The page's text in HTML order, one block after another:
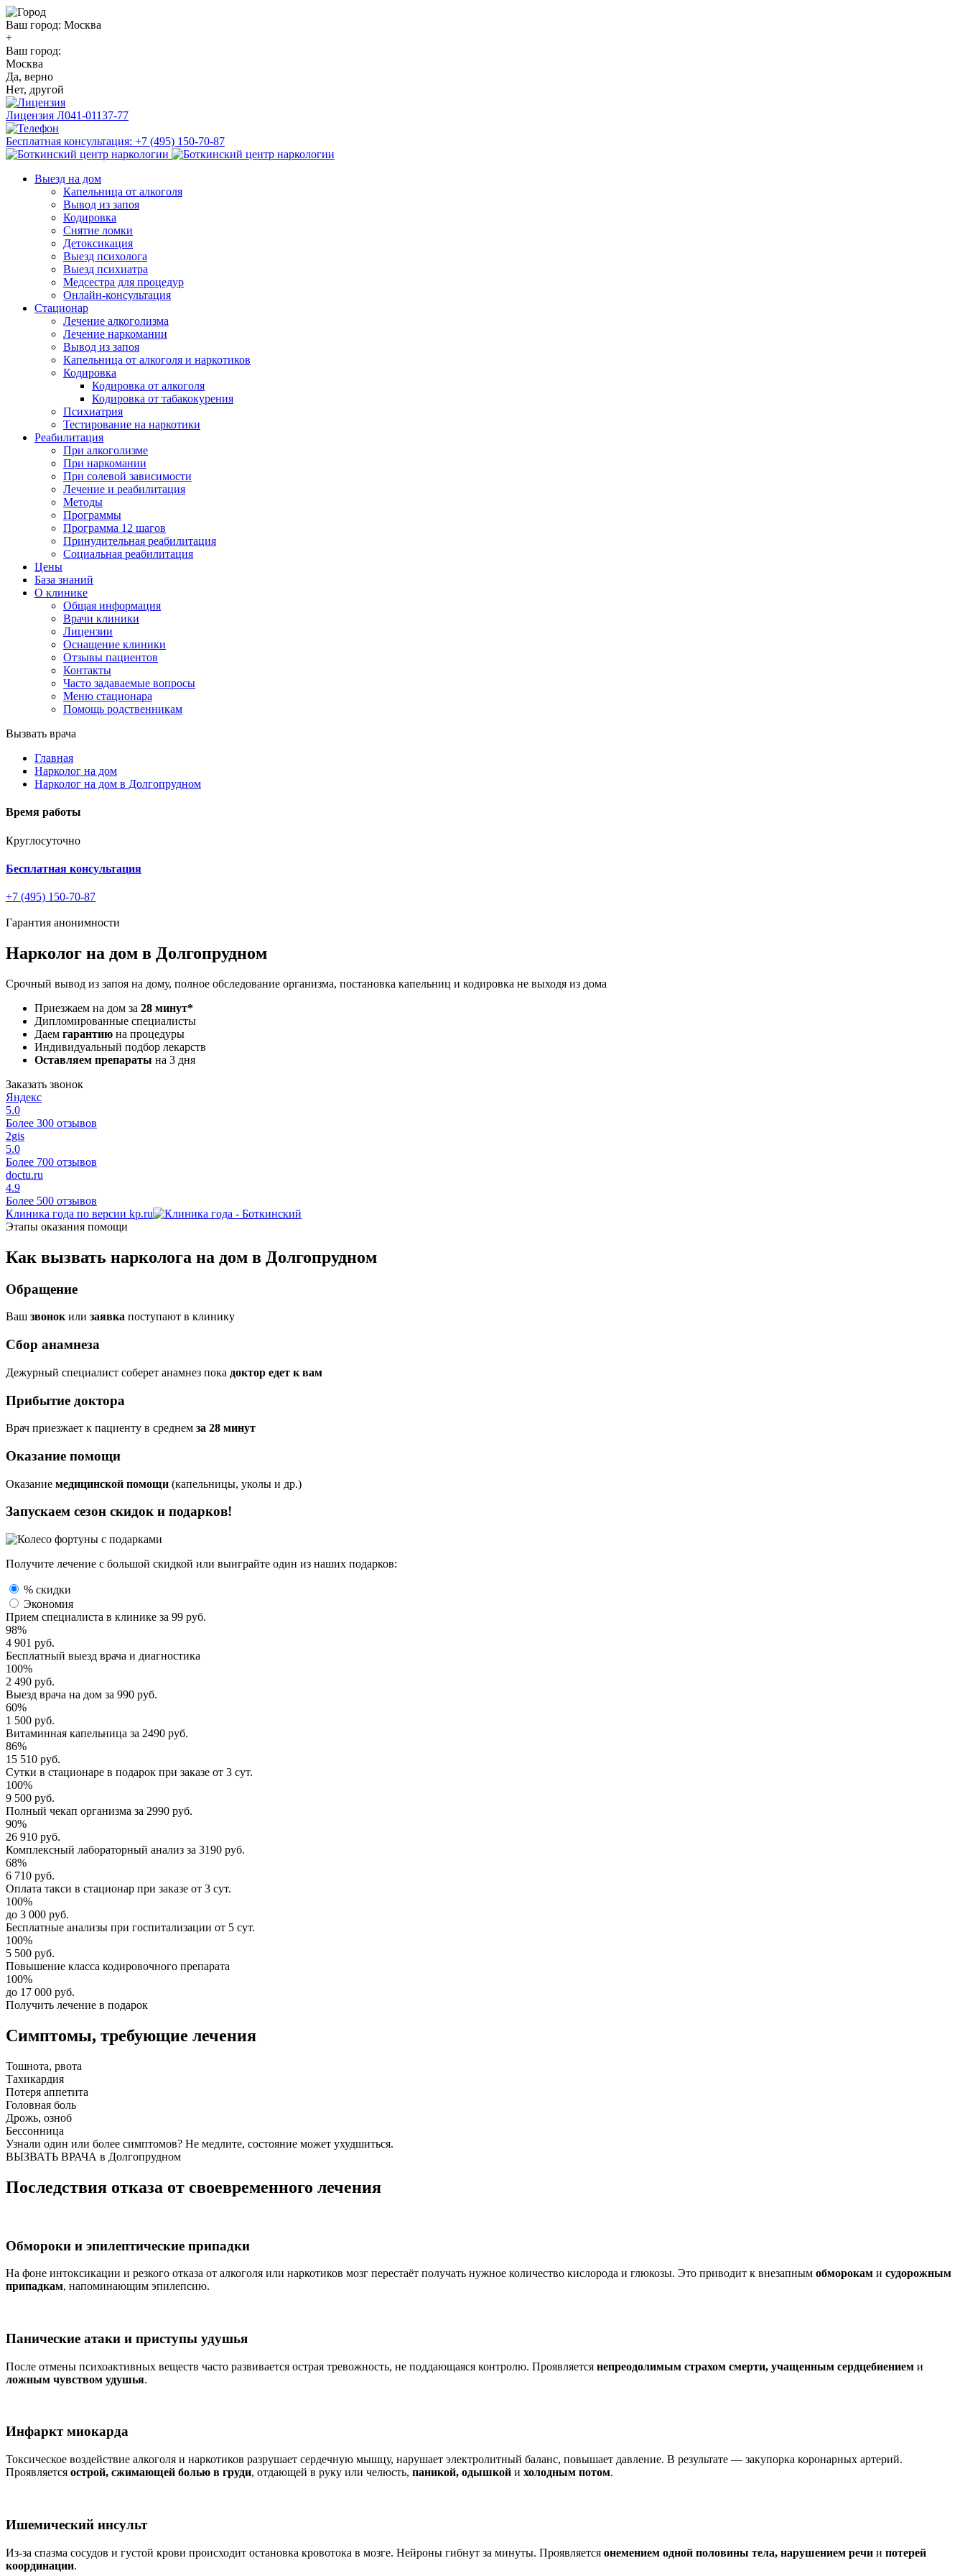
Ваш город: Москва
+
Ваш город:
Москва
Да, верно
Нет, другой
Лицензия Л041-01137-77
Бесплатная консультация: +7 (495) 150-70-87
Выезд на дом
Капельница от алкоголя
Вывод из запоя
Кодировка
Снятие ломки
Детоксикация
Выезд психолога
Выезд психиатра
Медсестра для процедур
Онлайн-консультация
Стационар
Лечение алкоголизма
Лечение наркомании
Вывод из запоя
Капельница от алкоголя и наркотиков
Кодировка
Кодировка от алкоголя
Кодировка от табакокурения
Психиатрия
Тестирование на наркотики
Реабилитация
При алкоголизме
При наркомании
При солевой зависимости
Лечение и реабилитация
Методы
Программы
Программа 12 шагов
Принудительная реабилитация
Социальная реабилитация
Цены
База знаний
О клинике
Общая информация
Врачи клиники
Лицензии
Оснащение клиники
Отзывы пациентов
Контакты
Часто задаваемые вопросы
Меню стационара
Помощь родственникам
Вызвать врача
Главная
Нарколог на дом
Нарколог на дом в Долгопрудном
Время работы
Круглосуточно
Бесплатная консультация
+7 (495) 150-70-87
Гарантия анонимности
Нарколог на дом в Долгопрудном
Срочный вывод из запоя на дому, полное обследование организма, постановка капельниц и кодировка не выходя из дома
Приезжаем на дом за 28 минут*
Дипломированные специалисты
Даем гарантию на процедуры
Индивидуальный подбор лекарств
Оставляем препараты на 3 дня
Заказать звонок
Яндекс
5.0
Более 300 отзывов
2gis
5.0
Более 700 отзывов
doctu.ru
4.9
Более 500 отзывов
Клиника года по версии kp.ru
Этапы оказания помощи
Как вызвать нарколога на дом в Долгопрудном
Обращение
Ваш звонокили заявка поступают в клинику
Сбор анамнеза
Дежурный специалист соберет анамнез пока доктор едет к вам
Прибытие доктора
Врач приезжает к пациенту в среднем за 28 минут
Оказание помощи
Оказание медицинской помощи (капельницы, уколы и др.)
Запускаем сезон скидок и подарков!
Получите лечение с большой скидкой или выиграйте один из наших подарков:
% скидки
Экономия
Прием специалиста в клинике за 99 руб.
98%
4 901 руб.
Бесплатный выезд врача и диагностика
100%
2 490 руб.
Выезд врача на дом за 990 руб.
60%
1 500 руб.
Витаминная капельница за 2490 руб.
86%
15 510 руб.
Сутки в стационаре в подарок при заказе от 3 сут.
100%
9 500 руб.
Полный чекап организма за 2990 руб.
90%
26 910 руб.
Комплексный лабораторный анализ за 3190 руб.
68%
6 710 руб.
Оплата такси в стационар при заказе от 3 сут.
100%
до 3 000 руб.
Бесплатные анализы при госпитализации от 5 сут.
100%
5 500 руб.
Повышение класса кодировочного препарата
100%
до 17 000 руб.
Получить лечение в подарок
Симптомы, требующие лечения
Тошнота, рвота
Тахикардия
Потеря аппетита
Головная боль
Дрожь, озноб
Бессонница
Узнали один или более симптомов? Не медлите, состояние может ухудшиться.
ВЫЗВАТЬ ВРАЧА в Долгопрудном
Последствия отказа от своевременного лечения
Обмороки и эпилептические припадки
На фоне интоксикации и резкого отказа от алкоголя или наркотиков мозг перестаёт получать нужное количество кислорода и глюкозы. Это приводит к внезапным обморокам и судорожным
припадкам, напоминающим эпилепсию.
Панические атаки и приступы удушья
После отмены психоактивных веществ часто развивается острая тревожность, не поддающаяся контролю. Проявляется непреодолимым страхом смерти, учащенным сердцебиением и
ложным чувством удушья.
Инфаркт миокарда
Токсическое воздействие алкоголя и наркотиков разрушает сердечную мышцу, нарушает электролитный баланс, повышает давление. В результате — закупорка коронарных артерий.
Проявляется острой, сжимающей болью в груди, отдающей в руку или челюсть, паникой, одышкой и холодным потом.
Ишемический инсульт
Из-за спазма сосудов и густой крови происходит остановка кровотока в мозге. Нейроны гибнут за минуты. Проявляется онемением одной половины тела, нарушением речи и потерей
координации.